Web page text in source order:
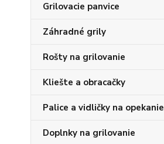
Grilovacie panvice
Záhradné grily
Rošty na grilovanie
Kliešte a obracačky
Palice a vidličky na opekanie
Doplnky na grilovanie